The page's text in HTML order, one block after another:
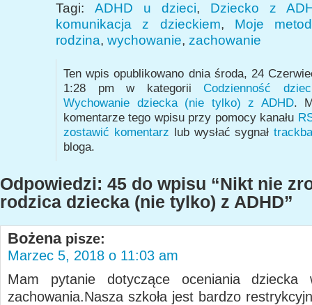
Tagi: ADHD u dzieci, Dziecko z
komunikacja z dzieckiem, Moje
rodzina, wychowanie, zachowanie
Ten wpis opublikowano dnia środa, 24
1:28 pm w kategoriiCodzienność
Wychowanie dziecka (nie tylko) z ADHD.
komentarze tego wpisu przy pomocy kanału
zostawić komentarz lub wysłać sygnał
bloga.
Odpowiedzi: 45 do wpisu “Nikt nie
rodzica dziecka (nie tylko) z ADHD”
Bożena pisze:
Marzec 5, 2018 o 11:03 am
Mam pytanie dotyczące oceniania
zachowania.Nasza szkoła jest bardzo